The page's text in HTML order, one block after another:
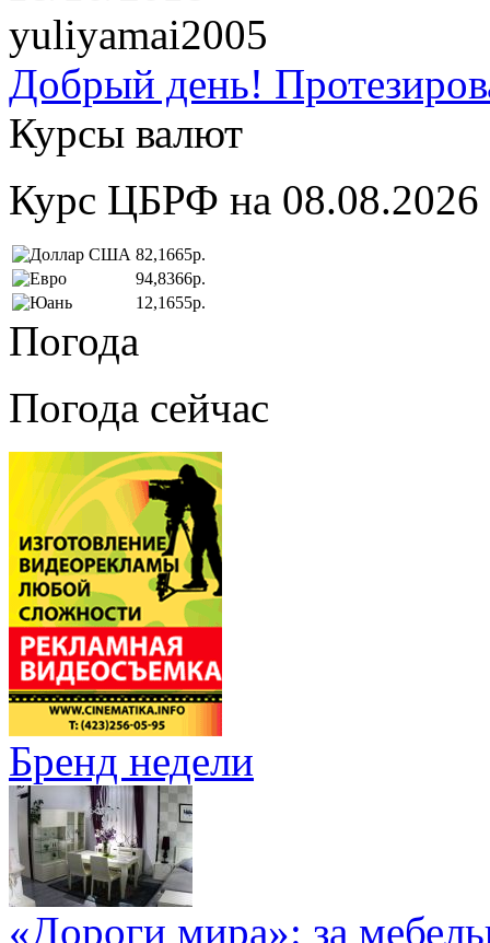
yuliyamai2005
Добрый день!
Курсы валют
Курс ЦБРФ на 08.08.2026
82,1665р.
94,8366р.
12,1655р.
Погода
Погода сейчас
Бренд недели
«Дороги мира»: за